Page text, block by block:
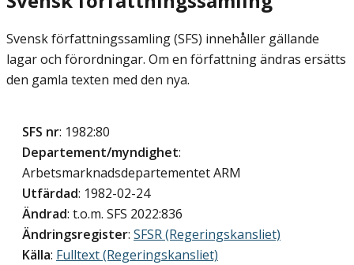
Svensk författningssamling (SFS) innehåller gällande
lagar och förordningar. Om en författning ändras ersätts
den gamla texten med den nya.
SFS nr: 1982:80
Departement/myndighet:
Arbetsmarknadsdepartementet ARM
Utfärdad: 1982-02-24
Ändrad: t.o.m. SFS 2022:836
Ändringsregister: SFSR (Regeringskansliet)
Källa: Fulltext (Regeringskansliet)